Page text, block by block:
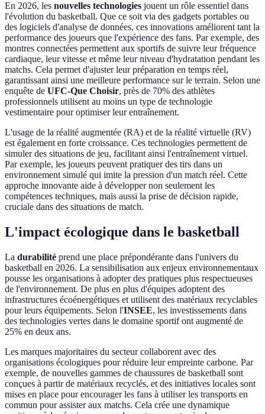
En 2026, les nouvelles technologies jouent un rôle essentiel dans
l'évolution du basketball. Que ce soit via des gadgets portables ou
des logiciels d'analyse de données, ces innovations améliorent tant la
performance des joueurs que l'expérience des fans. Par exemple, des
montres connectées permettent aux sportifs de suivre leur fréquence
cardiaque, leur vitesse et même leur niveau d'hydratation pendant les
matchs. Cela permet d'ajuster leur préparation en temps réel,
garantissant ainsi une meilleure performance sur le terrain. Selon une
enquête de UFC-Que Choisir, près de 70% des athlètes
professionnels utilisent au moins un type de technologie
vestimentaire pour optimiser leur entraînement.
L'usage de la réalité augmentée (RA) et de la réalité virtuelle (RV)
est également en forte croissance. Ces technologies permettent de
simuler des situations de jeu, facilitant ainsi l'entraînement virtuel.
Par exemple, les joueurs peuvent pratiquer des tirs dans un
environnement simulé qui imite la pression d'un match réel. Cette
approche innovante aide à développer non seulement les
compétences techniques, mais aussi la prise de décision rapide,
cruciale dans des situations de match.
L'impact écologique dans le basketball
La durabilité prend une place prépondérante dans l'univers du
basketball en 2026. La sensibilisation aux enjeux environnementaux
pousse les organisations à adopter des pratiques plus respectueuses
de l'environnement. De plus en plus d'équipes adoptent des
infrastructures écoénergétiques et utilisent des matériaux recyclables
pour leurs équipements. Selon l'INSEE, les investissements dans
des technologies vertes dans le domaine sportif ont augmenté de
25% en deux ans.
Les marques majoritaires du secteur collaborent avec des
organisations écologiques pour réduire leur empreinte carbone. Par
exemple, de nouvelles gammes de chaussures de basketball sont
conçues à partir de matériaux recyclés, et des initiatives locales sont
mises en place pour encourager les fans à utiliser les transports en
commun pour assister aux matchs. Cela crée une dynamique